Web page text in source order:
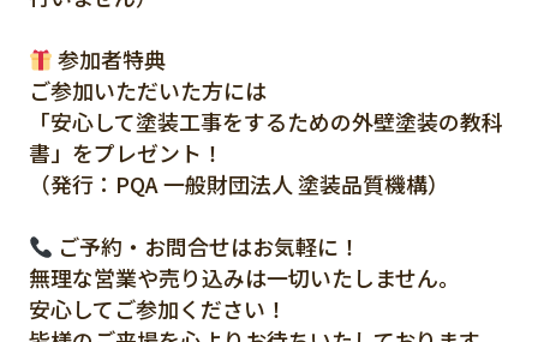
参加者特典
ご参加いただいた方には
「安心して塗装工事をするための外壁塗装の教科
書」をプレゼント！
（発行：PQA 一般財団法人 塗装品質機構）
ご予約・お問合せはお気軽に！
無理な営業や売り込みは一切いたしません。
安心してご参加ください！